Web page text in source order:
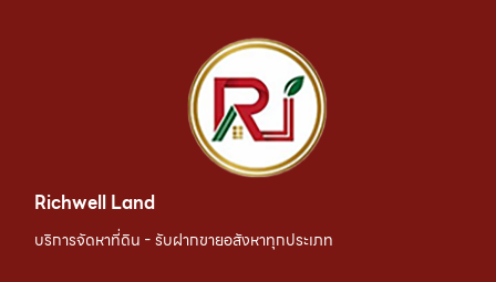
Richwell Land
บริการจัดหาที่ดิน - รับฝากขายอสังหาทุกประเภท